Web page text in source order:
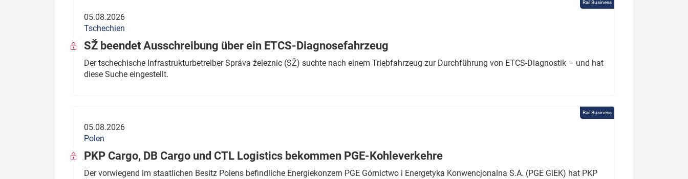
Rail Business
05.08.2026
Tschechien
SŽ beendet Ausschreibung über ein ETCS-Diagnosefahrzeug
Der tschechische Infrastrukturbetreiber Správa železnic (SŽ) suchte nach einem Triebfahrzeug zur Durchführung von ETCS-Diagnostik – und hat
diese Suche eingestellt.
Rail Business
05.08.2026
Polen
PKP Cargo, DB Cargo und CTL Logistics bekommen PGE-Kohleverkehre
Der vorwiegend im staatlichen Besitz Polens befindliche Energiekonzern PGE Górnictwo i Energetyka Konwencjonalna S.A. (PGE GiEK) hat PKP